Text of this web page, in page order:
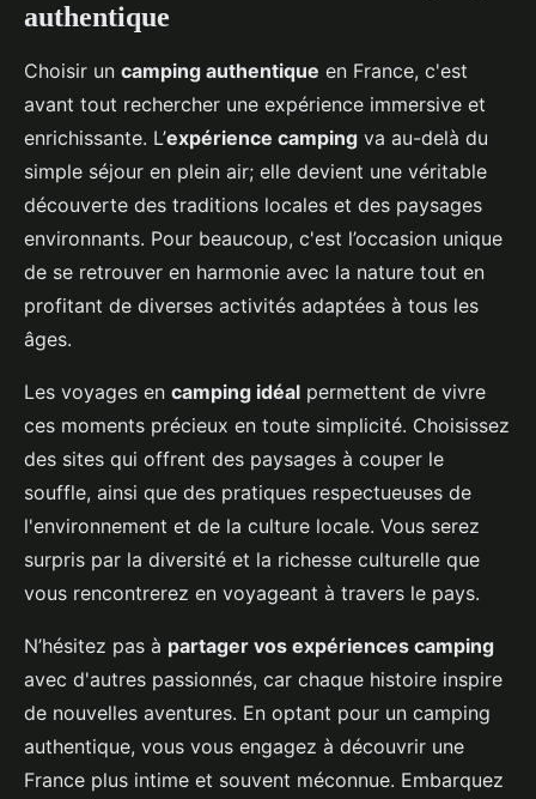
authentique
Choisir un camping authentique en France, c'est
avant tout rechercher une expérience immersive et
enrichissante. L’expérience camping va au-delà du
simple séjour en plein air; elle devient une véritable
découverte des traditions locales et des paysages
environnants. Pour beaucoup, c'est l’occasion unique
de se retrouver en harmonie avec la nature tout en
profitant de diverses activités adaptées à tous les
âges.
Les voyages en camping idéal permettent de vivre
ces moments précieux en toute simplicité. Choisissez
des sites qui offrent des paysages à couper le
souffle, ainsi que des pratiques respectueuses de
l'environnement et de la culture locale. Vous serez
surpris par la diversité et la richesse culturelle que
vous rencontrerez en voyageant à travers le pays.
N’hésitez pas à partager vos expériences camping
avec d'autres passionnés, car chaque histoire inspire
de nouvelles aventures. En optant pour un camping
authentique, vous vous engagez à découvrir une
France plus intime et souvent méconnue. Embarquez